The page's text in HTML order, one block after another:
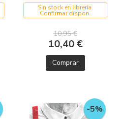
Sin stock en librería.
Confirmar dispon.
10,95 €
10,40 €
Comprar
-5%